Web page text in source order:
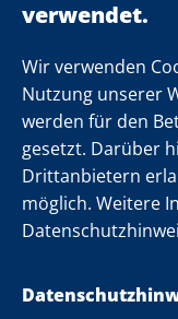
Wir verwenden
Nutzung unserer
werden für den
gesetzt. Darüber
Drittanbietern
möglich. Weitere
Einsamkeit
Folgen